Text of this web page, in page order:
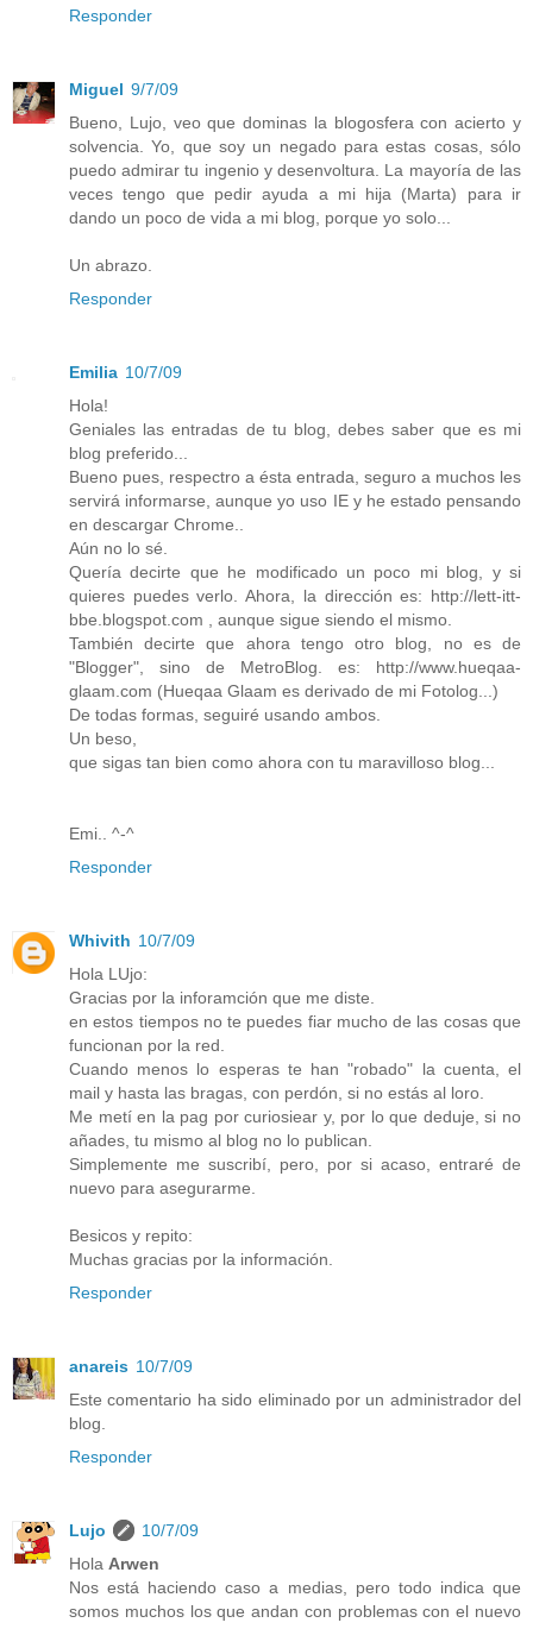
Responder
Miguel 9/7/09
Bueno, Lujo, veo que dominas la blogosfera con acierto y
solvencia. Yo, que soy un negado para estas cosas, sólo
puedo admirar tu ingenio y desenvoltura. La mayoría de las
veces tengo que pedir ayuda a mi hija (Marta) para ir
dando un poco de vida a mi blog, porque yo solo...
Un abrazo.
Responder
Emilia 10/7/09
Hola!
Geniales las entradas de tu blog, debes saber que es mi
blog preferido...
Bueno pues, respectro a ésta entrada, seguro a muchos les
servirá informarse, aunque yo uso IE y he estado pensando
en descargar Chrome..
Aún no lo sé.
Quería decirte que he modificado un poco mi blog, y si
quieres puedes verlo. Ahora, la dirección es: http://lett-itt-
bbe.blogspot.com , aunque sigue siendo el mismo.
También decirte que ahora tengo otro blog, no es de
"Blogger", sino de MetroBlog. es: http://www.hueqaa-
glaam.com (Hueqaa Glaam es derivado de mi Fotolog...)
De todas formas, seguiré usando ambos.
Un beso,
que sigas tan bien como ahora con tu maravilloso blog...
Emi.. ^-^
Responder
Whivith 10/7/09
Hola LUjo:
Gracias por la inforamción que me diste.
en estos tiempos no te puedes fiar mucho de las cosas que
funcionan por la red.
Cuando menos lo esperas te han "robado" la cuenta, el
mail y hasta las bragas, con perdón, si no estás al loro.
Me metí en la pag por curiosiear y, por lo que deduje, si no
añades, tu mismo al blog no lo publican.
Simplemente me suscribí, pero, por si acaso, entraré de
nuevo para asegurarme.
Besicos y repito:
Muchas gracias por la información.
Responder
anareis 10/7/09
Este comentario ha sido eliminado por un administrador del
blog.
Responder
Lujo
10/7/09
Hola Arwen
Nos está haciendo caso a medias, pero todo indica que
somos muchos los que andan con problemas con el nuevo